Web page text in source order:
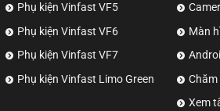
Phụ kiện Vinfast VF5
Phụ kiện Vinfast VF6
Phụ kiện Vinfast VF7
Phụ kiện Vinfast Limo Green
Màn
Chăm
Xem